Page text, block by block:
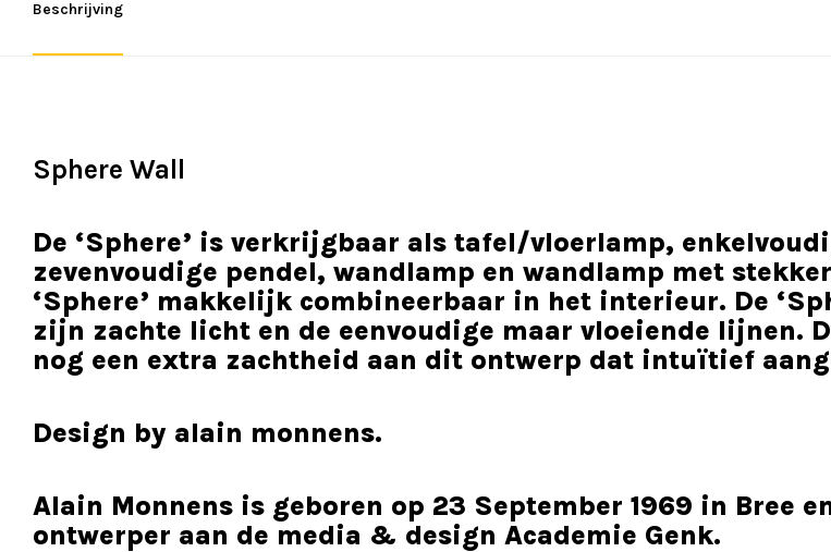
Beschrijving
Sphere Wall
De ‘Sphere’ is verkrijgbaar als tafel/vloerlamp,
zevenvoudige pendel, wandlamp en wandlamp met
‘Sphere’ makkelijk combineerbaar in het interieur. De
zijn zachte licht en de eenvoudige maar vloeiende lijnen.
nog een extra zachtheid aan dit ontwerp dat intuïtief
Design by alain monnens.
Alain Monnens is geboren op 23 September 1969 in Bree
ontwerper aan de media & design Academie Genk.